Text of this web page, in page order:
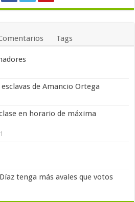
Tags
de Amancio Ortega
en horario de máxima
tenga más avales que votos